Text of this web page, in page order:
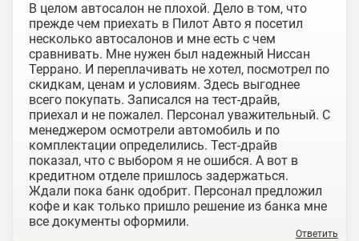
В целом автосалон не плохой. Дело в том, что
прежде чем приехать в Пилот Авто я посетил
несколько автосалонов и мне есть с чем
сравнивать. Мне нужен был надежный Ниссан
Террано. И переплачивать не хотел, посмотрел по
скидкам, ценам и условиям. Здесь выгоднее
всего покупать. Записался на тест-драйв,
приехал и не пожалел. Персонал уважительный. С
менеджером осмотрели автомобиль и по
комплектации определились. Тест-драйв
показал, что с выбором я не ошибся. А вот в
кредитном отделе пришлось задержаться.
Ждали пока банк одобрит. Персонал предложил
кофе и как только пришло решение из банка мне
все документы оформили.
Ответить